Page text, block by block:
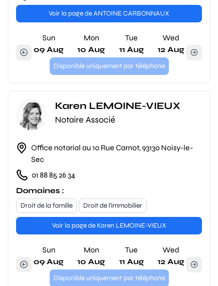
Voir la page de ANTOINE CARBONNAUX
Sun
09 Aug
Mon
10 Aug
Tue
11 Aug
Wed
12 Aug
Disponible uniquement par téléphone
Karen LEMOINE-VIEUX
Notaire Associé
Office notarial au 10 Rue Carnot, 93130 Noisy-le-
Sec
01 88 85 26 34
Domaines :
Droit de la famille Droit de l'immobilier
Voir la page de Karen LEMOINE-VIEUX
Sun
09 Aug
Mon
10 Aug
Tue
11 Aug
Wed
12 Aug
Disponible uniquement par téléphone